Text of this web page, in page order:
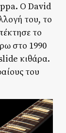
Ο David
του, το
το
στο 1990
κιθάρα.
του